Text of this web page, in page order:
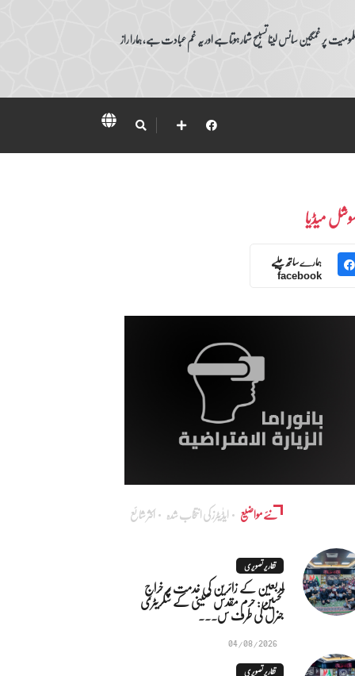
پر غمگین سانس لینا تسبیح شمار ہوتا ہے اور یہ غم عبادت ہے، ہمارا راز
میڈیا
ہمارے ساتھ چلیے
facebook
نئے مواضیع ایڈٰیٹرز کی انتخاب شدہ اکثر شائع
تقاریر تصویری
اربعین کے زائرین کی خدمت پر خراجِ
تحسین: حرم مقدس حسینی کے سکریٹری
جنرل کی طرف س...
04/08/2026
تقاریر تصویری